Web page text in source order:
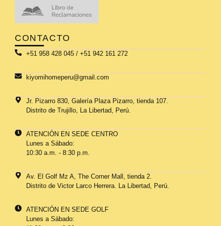
CONTACTO
+51 958 428 045 / +51 942 161 272
kiyomihomeperu@gmail.com
Jr. Pizarro 830, Galería Plaza Pizarro, tienda 107.
Distrito de Trujillo, La Libertad, Perú.
ATENCIÓN EN SEDE CENTRO
Lunes a Sábado:
10:30 a.m. - 8:30 p.m.
Av. El Golf Mz A, The Corner Mall, tienda 2.
Distrito de Victor Larco Herrera. La Libertad, Perú.
ATENCIÓN EN SEDE GOLF
Lunes a Sábado: